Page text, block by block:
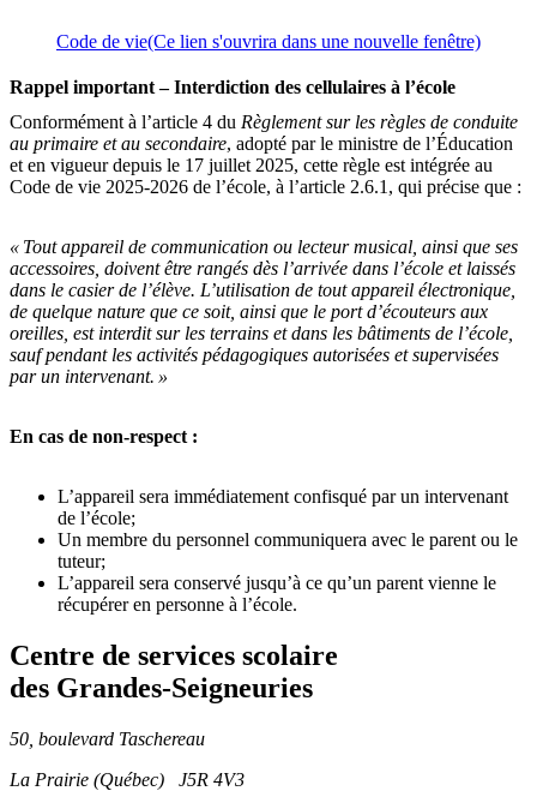
Code de vie(Ce lien s'ouvrira dans une nouvelle fenêtre)
Rappel important – Interdiction des cellulaires à l’école
Conformément à l’article 4 du Règlement sur les règles de conduite
au primaire et au secondaire, adopté par le ministre de l’Éducation
et en vigueur depuis le 17 juillet 2025, cette règle est intégrée au
Code de vie 2025-2026 de l’école, à l’article 2.6.1, qui précise que :
« Tout appareil de communication ou lecteur musical, ainsi que ses
accessoires, doivent être rangés dès l’arrivée dans l’école et laissés
dans le casier de l’élève. L’utilisation de tout appareil électronique,
de quelque nature que ce soit, ainsi que le port d’écouteurs aux
oreilles, est interdit sur les terrains et dans les bâtiments de l’école,
sauf pendant les activités pédagogiques autorisées et supervisées
par un intervenant. »
En cas de non-respect :
L’appareil sera immédiatement confisqué par un intervenant
de l’école;
Un membre du personnel communiquera avec le parent ou le
tuteur;
L’appareil sera conservé jusqu’à ce qu’un parent vienne le
récupérer en personne à l’école.
Centre de services scolaire
des Grandes‑Seigneuries
50, boulevard Taschereau
La Prairie (Québec) J5R 4V3